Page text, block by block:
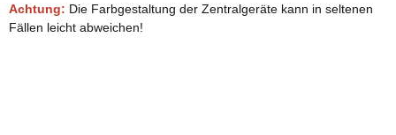
Achtung: Die Farbgestaltung der Zentralgeräte kann in seltenen
Fällen leicht abweichen!